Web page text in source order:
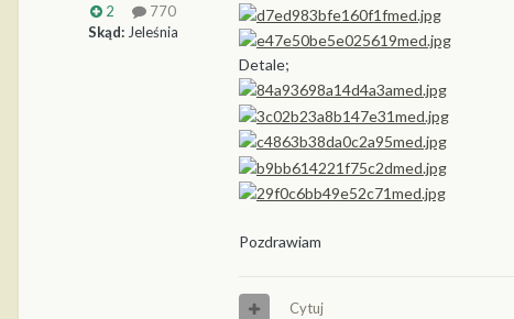
2
770
Skąd: Jeleśnia
Detale;
Pozdrawiam
Cytuj